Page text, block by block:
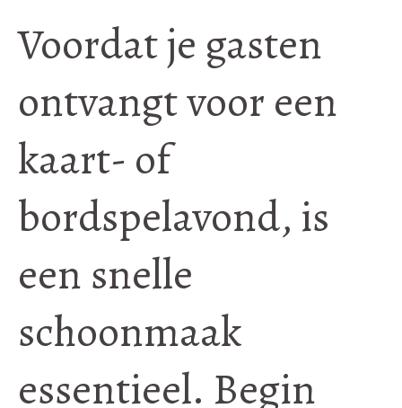
Voordat je gasten
ontvangt voor een
kaart- of
bordspelavond, is
een snelle
schoonmaak
essentieel. Begin